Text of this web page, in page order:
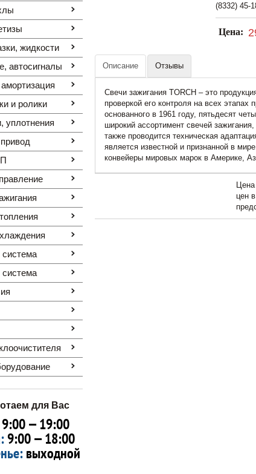
жидкости
автоcигналы
и ролики
уплотнения
система
система
для Вас
9:00 — 19:00
9:00 — 18:00
выходной
(8332) 45-
Цена:
Описание Отзывы
Свечи зажигания TORCH – это
проверкой его контроля на всех этапах
основанного в 1961 году, пятьдесят
широкий ассортимент свечей
также проводится техническая
является известной и признанной в
конвейеры мировых марок в Америке,
Цена
цен